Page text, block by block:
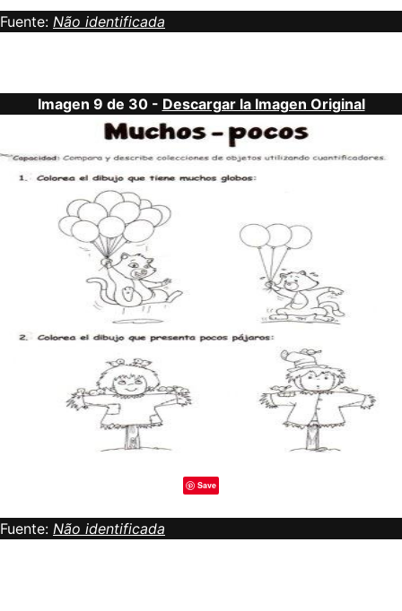
Fuente: Não identificada
Imagen 9 de 30 - Descargar la Imagen Original
Save
Fuente: Não identificada